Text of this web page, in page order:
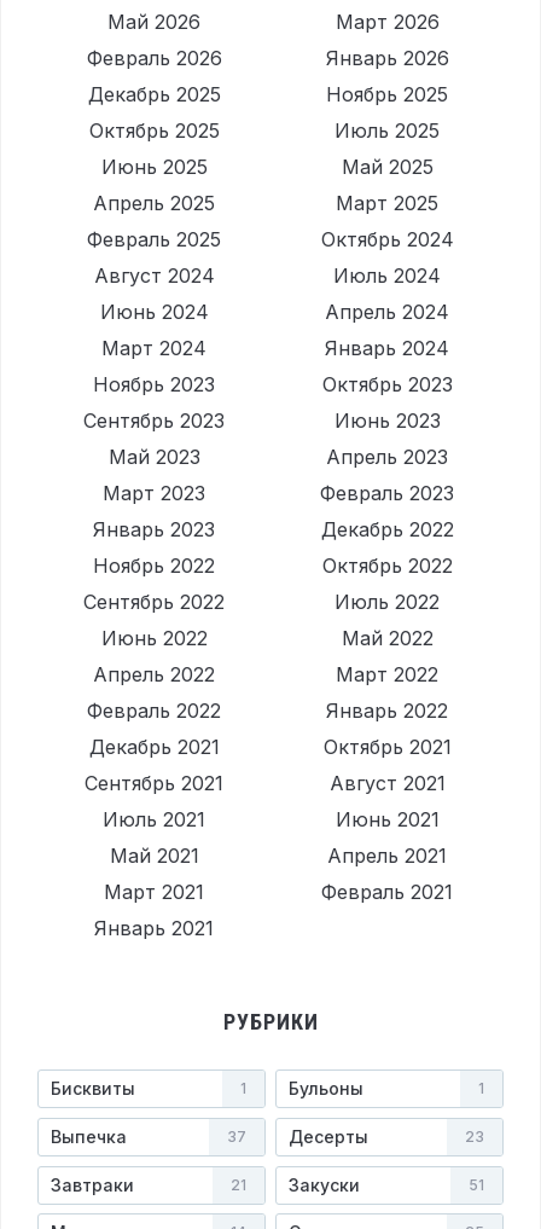
Май 2026
Март 2026
Февраль 2026
Январь 2026
Декабрь 2025
Ноябрь 2025
Октябрь 2025
Июль 2025
Июнь 2025
Май 2025
Апрель 2025
Март 2025
Февраль 2025
Октябрь 2024
Август 2024
Июль 2024
Июнь 2024
Апрель 2024
Март 2024
Январь 2024
Ноябрь 2023
Октябрь 2023
Сентябрь 2023
Июнь 2023
Май 2023
Апрель 2023
Март 2023
Февраль 2023
Январь 2023
Декабрь 2022
Ноябрь 2022
Октябрь 2022
Сентябрь 2022
Июль 2022
Июнь 2022
Май 2022
Апрель 2022
Март 2022
Февраль 2022
Январь 2022
Декабрь 2021
Октябрь 2021
Сентябрь 2021
Август 2021
Июль 2021
Июнь 2021
Май 2021
Апрель 2021
Март 2021
Февраль 2021
Январь 2021
РУБРИКИ
Бисквиты 1 Бульоны 1
Выпечка 37 Десерты 23
Завтраки 21 Закуски 51